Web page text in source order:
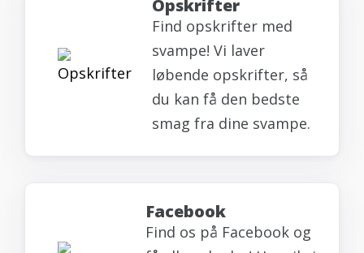
Opskrifter
Find opskrifter med
svampe! Vi laver
løbende opskrifter, så
du kan få den bedste
smag fra dine svampe.
Facebook
Find os på Facebook og